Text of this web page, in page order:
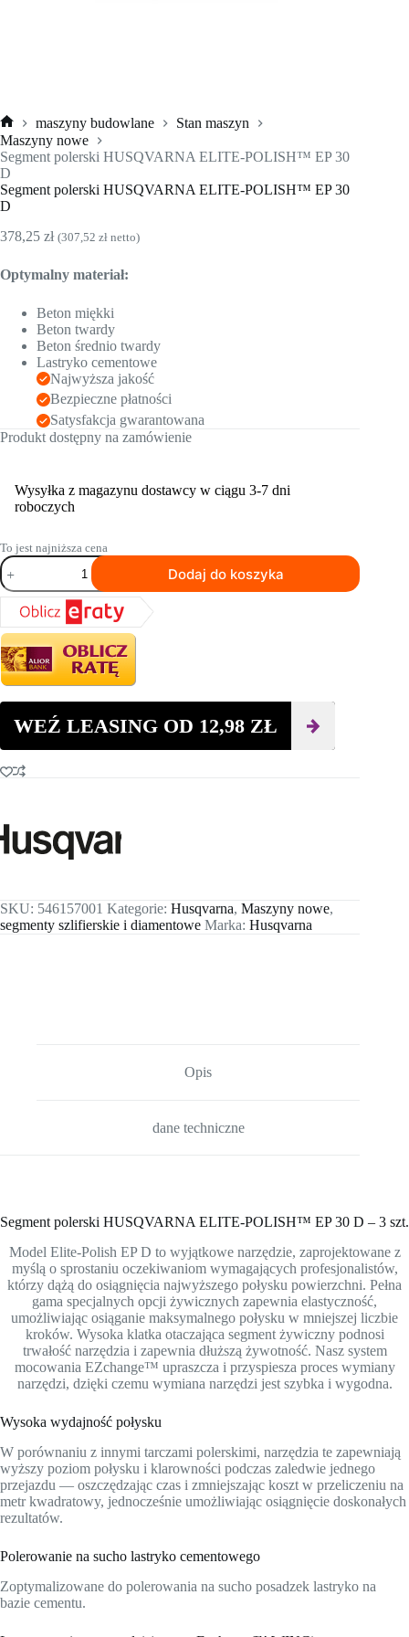
Strona
główna
maszyny budowlane
Stan maszyn
Maszyny nowe
Segment polerski HUSQVARNA ELITE-POLISH™ EP 30
D
Segment polerski HUSQVARNA ELITE-POLISH™ EP 30
D
378,25 zł (307,52 zł netto)
Optymalny materiał:
Beton miękki
Beton twardy
Beton średnio twardy
Lastryko cementowe
Najwyższa jakość
Bezpieczne płatności
Satysfakcja gwarantowana
Produkt dostępny na zamówienie
Wysyłka z magazynu dostawcy w ciągu 3-7 dni
roboczych
To jest najniższa cena
ilość
Segment
polerski
HUSQVARNA
ELITE-
POLISH™
EP
30
D
Dodaj do koszyka
WEŹ LEASING OD 12,98 ZŁ
SKU: 546157001 Kategorie: Husqvarna, Maszyny nowe,
segmenty szlifierskie i diamentowe Marka: Husqvarna
Opis
dane techniczne
Segment polerski HUSQVARNA ELITE-POLISH™ EP 30 D – 3 szt.
Model Elite-Polish EP D to wyjątkowe narzędzie, zaprojektowane z
myślą o sprostaniu oczekiwaniom wymagających profesjonalistów,
którzy dążą do osiągnięcia najwyższego połysku powierzchni. Pełna
gama specjalnych opcji żywicznych zapewnia elastyczność,
umożliwiając osiąganie maksymalnego połysku w mniejszej liczbie
kroków. Wysoka klatka otaczająca segment żywiczny podnosi
trwałość narzędzia i zapewnia dłuższą żywotność. Nasz system
mocowania EZchange™ upraszcza i przyspiesza proces wymiany
narzędzi, dzięki czemu wymiana narzędzi jest szybka i wygodna.
Wysoka wydajność połysku
W porównaniu z innymi tarczami polerskimi, narzędzia te zapewniają
wyższy poziom połysku i klarowności podczas zaledwie jednego
przejazdu — oszczędzając czas i zmniejszając koszt w przeliczeniu na
metr kwadratowy, jednocześnie umożliwiając osiągnięcie doskonałych
rezultatów.
Polerowanie na sucho lastryko cementowego
Zoptymalizowane do polerowania na sucho posadzek lastryko na
bazie cementu.